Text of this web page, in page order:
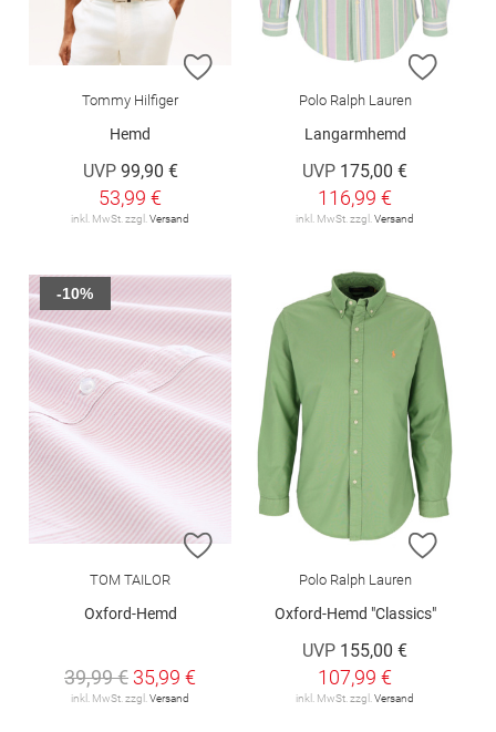
ZUR WUNSCHLISTE HINZUFÜGEN
Tommy Hilfiger
Hemd
UVP 99,90 €
53,99 €
inkl. MwSt. zzgl. Versand
ZUR
Polo Ralph Lauren
Langarmhemd
UVP 175,00 €
116,99 €
inkl. MwSt. zzgl. Versand
ZUR WUNSCHLISTE HINZUFÜGEN
TOM TAILOR
Oxford-Hemd
39,99 € 35,99 €
inkl. MwSt. zzgl. Versand
-10%
ZUR
Polo Ralph Lauren
Oxford-Hemd "Classics"
UVP 155,00 €
107,99 €
inkl. MwSt. zzgl. Versand